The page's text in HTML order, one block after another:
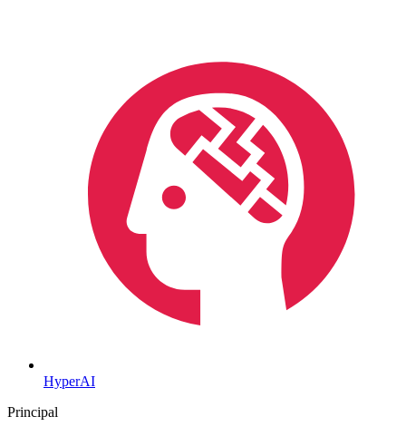
HyperAI
Principal